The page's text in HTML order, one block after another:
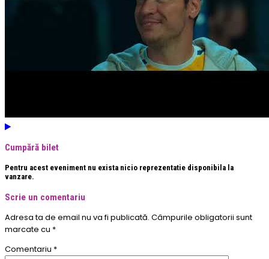
Cumpără bilet
Pentru acest eveniment nu exista nicio reprezentatie disponibila la
vanzare.
Scrie un comentariu
Adresa ta de email nu va fi publicată. Câmpurile obligatorii sunt
marcate cu *
Comentariu *